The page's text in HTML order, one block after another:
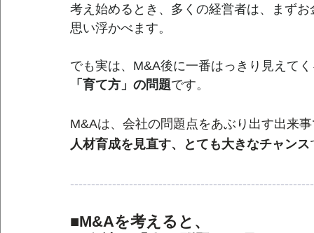
考え始めるとき、多くの経営者は、まず
思い浮かべます。
でも実は、M&A後に一番はっきり見えて
「育て方」の問題です。
M&Aは、会社の問題点をあぶり出す出来
人材育成を見直す、とても大きなチャンス
■M&Aを考えると、